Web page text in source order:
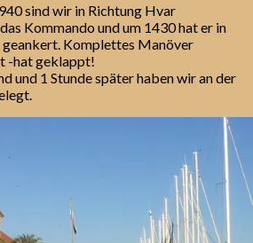
sind wir in Richtung Hvar
Kommando und um 1430 hat er in
Komplettes Manöver
-hat geklappt!
und 1 Stunde später haben wir an der